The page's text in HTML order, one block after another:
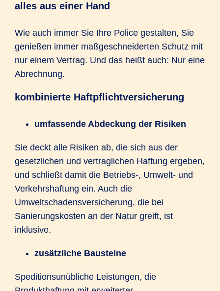
alles aus einer Hand
Wie auch immer Sie Ihre Police gestalten, Sie
genießen immer maßgeschneiderten Schutz mit
nur einem Vertrag. Und das heißt auch: Nur eine
Abrechnung.
kombinierte Haftpflichtversicherung
umfassende Abdeckung der Risiken
Sie deckt alle Risiken ab, die sich aus der
gesetzlichen und vertraglichen Haftung ergeben,
und schließt damit die Betriebs-, Umwelt- und
Verkehrshaftung ein. Auch die
Umweltschadensversicherung, die bei
Sanierungskosten an der Natur greift, ist
inklusive.
zusätzliche Bausteine
Speditionsunübliche Leistungen, die